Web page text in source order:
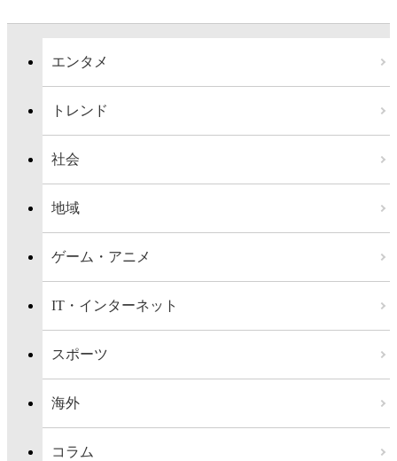
エンタメ
トレンド
社会
地域
ゲーム・アニメ
IT・インターネット
スポーツ
海外
コラム